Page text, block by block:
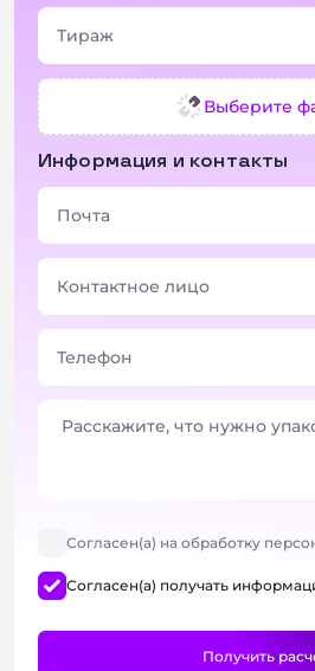
Выберите
Информация и контакты
Согласен(а) на обработку
Согласен(а) получать